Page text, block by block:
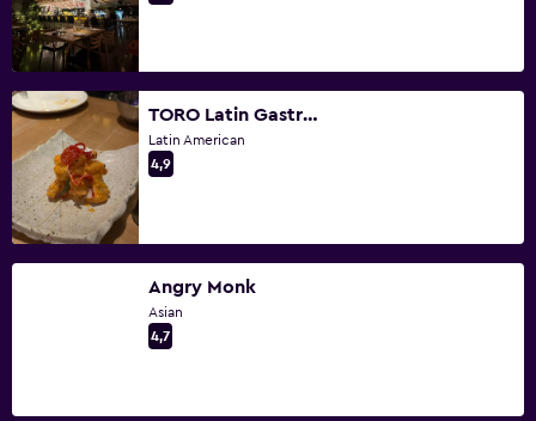
TORO Latin GastroBar
Latin American
4,9
Angry Monk
Asian
4,7